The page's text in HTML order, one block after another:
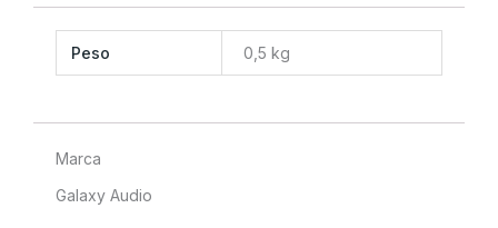
Peso 0,5 kg
Marca
Galaxy Audio